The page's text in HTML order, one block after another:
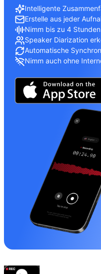
Intelligente
Erstelle aus jeder
Nimm bis zu 4
Speaker Diarization
Automatische
Nimm auch ohne